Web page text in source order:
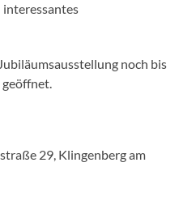
interessantes
noch bis
29, Klingenberg am